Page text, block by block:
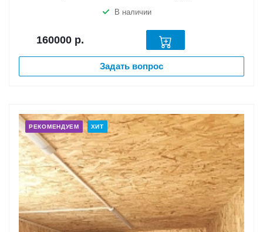
В наличии
160000 р.
Задать вопрос
РЕКОМЕНДУЕМ ХИТ